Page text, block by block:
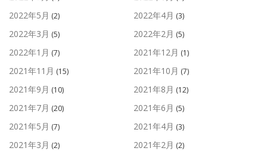
2022年5月 (2) 2022年4月 (3)
2022年3月 (5) 2022年2月 (5)
2022年1月 (7) 2021年12月 (1)
2021年11月 (15) 2021年10月 (7)
2021年9月 (10) 2021年8月 (12)
2021年7月 (20) 2021年6月 (5)
2021年5月 (7) 2021年4月 (3)
2021年3月 (2) 2021年2月 (2)